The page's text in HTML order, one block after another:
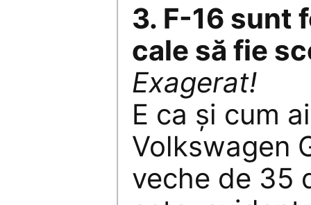
3. F-16 sunt
cale să fie
Exagerat!
E ca şi cum
Volkswagen
veche de 35